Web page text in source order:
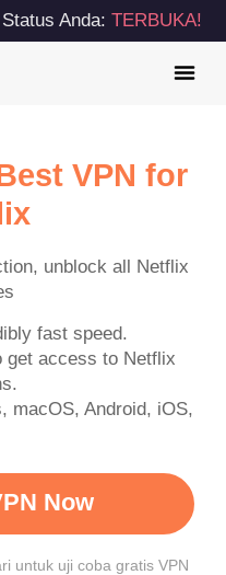
Status Anda: TERBUKA!
VPN for
unblock all Netflix
fast speed.
get access to Netflix
macOS, Android, iOS,
Now
untuk uji coba gratis VPN